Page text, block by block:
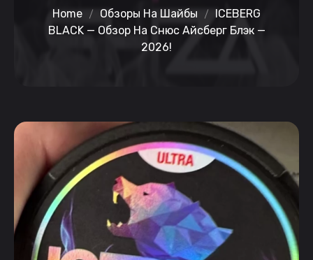
Home Обзоры На Шайбы
ICEBERG
BLACK — Обзор На Снюс Айсберг Блэк —
2026!